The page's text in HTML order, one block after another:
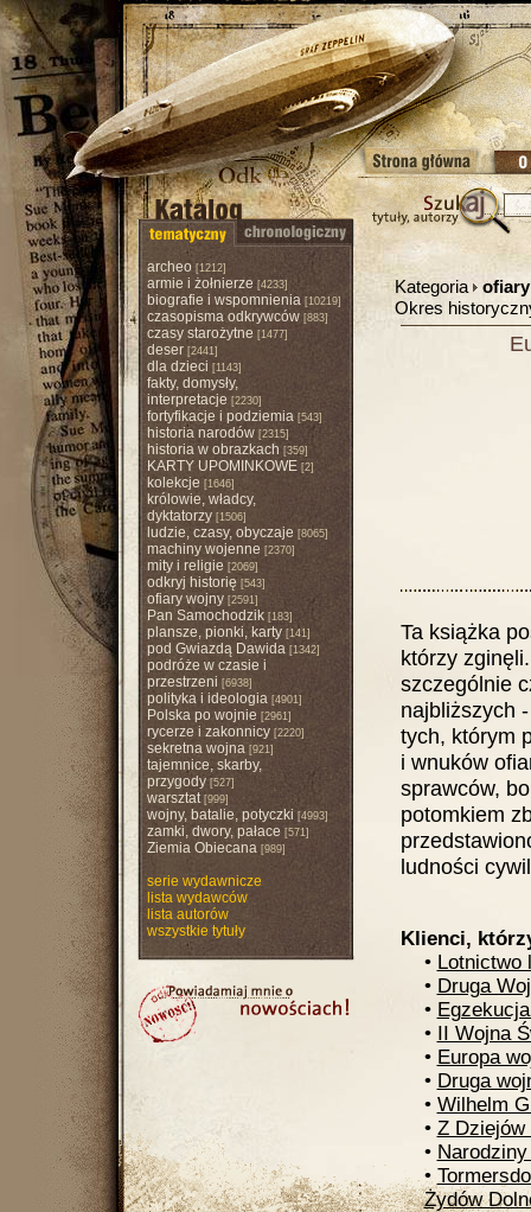
archeo [1212]
armie i żołnierze [4233]
biografie i wspomnienia[10219]
czasopisma odkrywców[883]
czasy starożytne [1477]
deser[2441]
dla dzieci [1143]
fakty, domysły,
interpretacje [2230]
fortyfikacje i podziemia[543]
historia narodów[2315]
historia w obrazkach [359]
KARTY UPOMINKOWE[2]
kolekcje [1646]
królowie, władcy,
dyktatorzy[1506]
ludzie, czasy, obyczaje [8065]
machiny wojenne [2370]
mity i religie [2069]
odkryj historię[543]
ofiary wojny[2591]
Pan Samochodzik[183]
plansze, pionki, karty[141]
pod Gwiazdą Dawida[1342]
podróże w czasie i
przestrzeni [6938]
polityka i ideologia[4901]
Polska po wojnie [2961]
rycerze i zakonnicy[2220]
sekretna wojna[921]
tajemnice, skarby,
przygody[527]
warsztat[999]
wojny, batalie, potyczki [4993]
zamki, dwory, pałace [571]
Ziemia Obiecana[989]
serie wydawnicze
lista wydawców
lista autorów
wszystkie tytuły
Kategoria
Okres
Ta książka
którzy
szczególnie
najbliższych
tych, którym
i wnuków
sprawców,
potomkiem
ludności
Klienci,
• Lotnictwo
• Druga
•
• II Wojna
• Europa
• Druga
• Wilhelm
• Z Dziejów
•
•
Żydów